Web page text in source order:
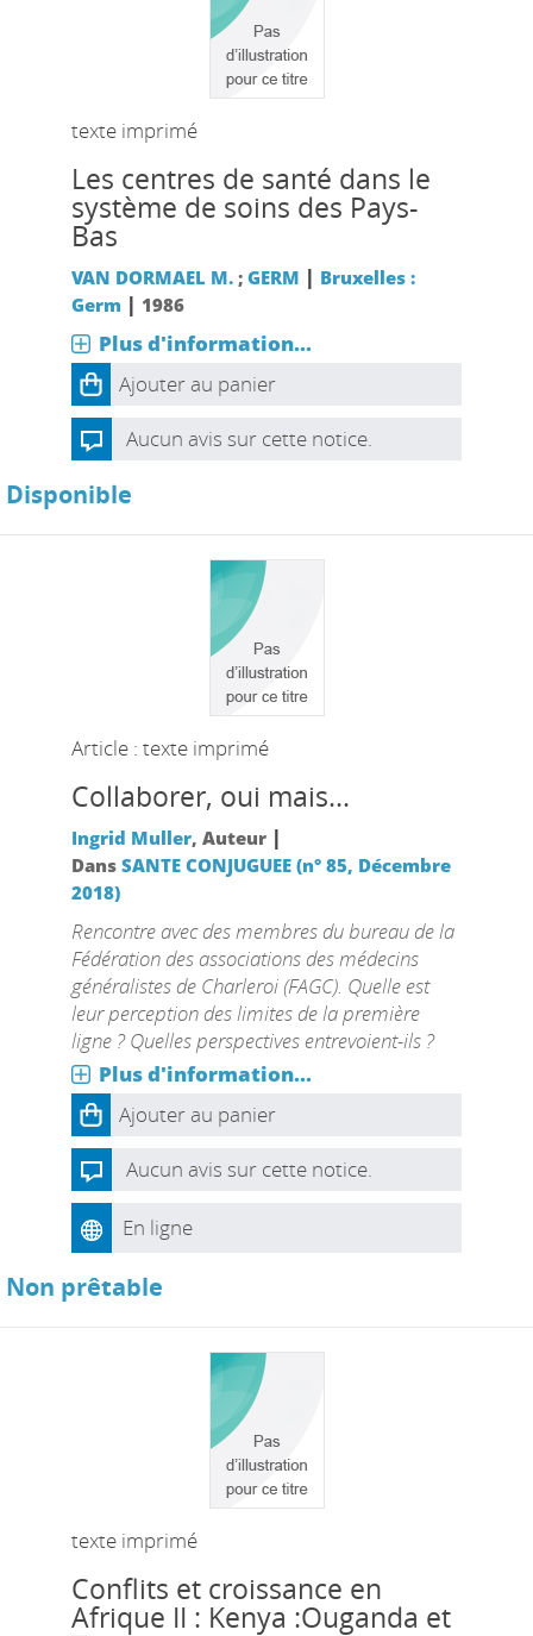
texte imprimé
Les centres de santé dans le
système de soins des Pays-
Bas
VAN DORMAEL M.; GERM | Bruxelles :
Germ | 1986
Plus d'information...
Ajouter au panier
Aucun avis sur cette notice.
Disponible
Article : texte imprimé
Collaborer, oui mais...
Ingrid Muller, Auteur |
Dans SANTE CONJUGUEE (n° 85, Décembre
2018)
Rencontre avec des membres du bureau de la
Fédération des associations des médecins
généralistes de Charleroi (FAGC). Quelle est
leur perception des limites de la première
ligne ? Quelles perspectives entrevoient-ils ?
Plus d'information...
Ajouter au panier
Aucun avis sur cette notice.
En ligne
Non prêtable
texte imprimé
Conflits et croissance en
Afrique II : Kenya :Ouganda et